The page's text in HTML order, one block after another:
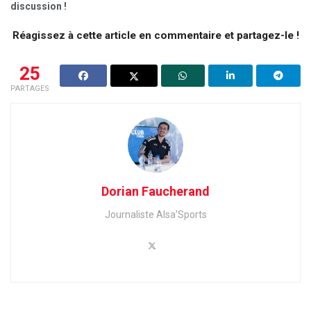
discussion !
Réagissez à cette article en commentaire et partagez-le !
25
PARTAGES
Dorian Faucherand
Journaliste Alsa'Sports